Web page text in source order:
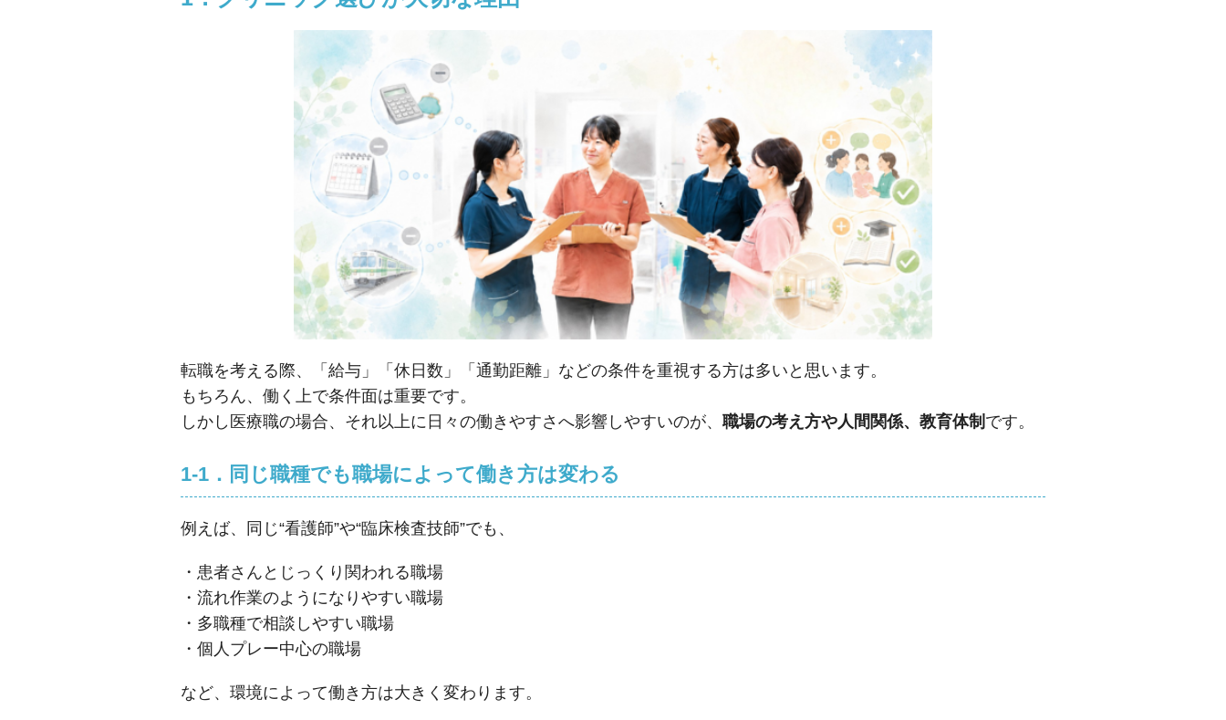
転職を考える際、「給与」「休日数」「通勤距離」などの条件を重視する方は多いと思います。
もちろん、働く上で条件面は重要です。
しかし医療職の場合、それ以上に日々の働きやすさへ影響しやすいのが、 職場の考え方や人間関係、教育体制 です。
1-1．同じ職種でも職場によって働き方は変わる
例えば、同じ“看護師”や“臨床検査技師”でも、
・患者さんとじっくり関われる職場
・流れ作業のようになりやすい職場
・多職種で相談しやすい職場
・個人プレー中心の職場
など、環境によって働き方は大きく変わります。